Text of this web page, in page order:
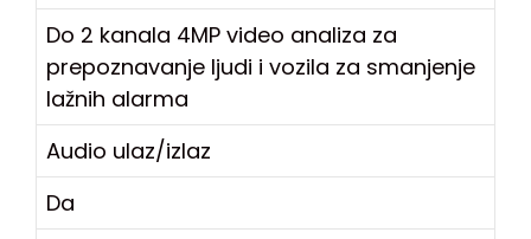
Do 2 kanala 4MP video analiza za
prepoznavanje ljudi i vozila za smanjenje
lažnih alarma
Audio ulaz/izlaz
Da